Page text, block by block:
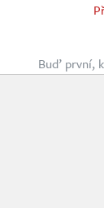
Buď první,